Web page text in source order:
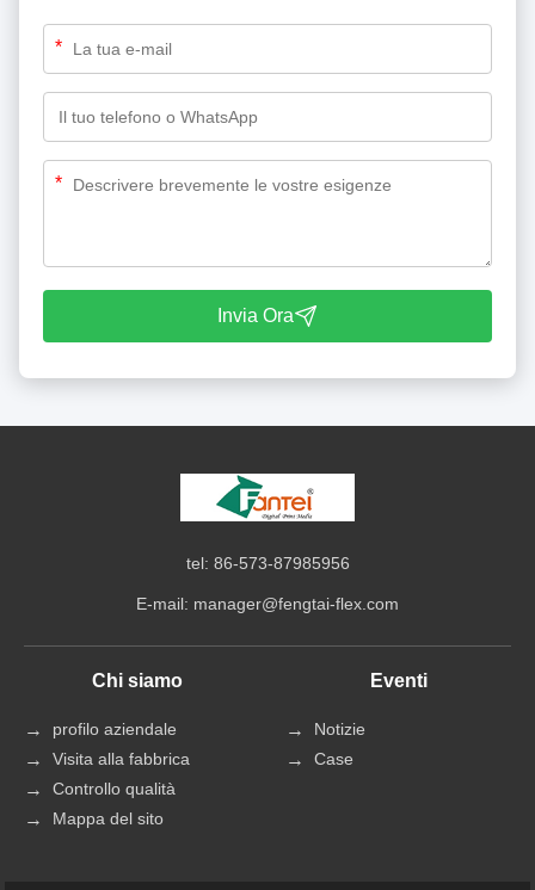
*
*
Invia Ora
tel: 86-573-87985956
E-mail: manager@fengtai-flex.com
Chi siamo
profilo aziendale
Visita alla fabbrica
Controllo qualità
Mappa del sito
Eventi
Notizie
Case